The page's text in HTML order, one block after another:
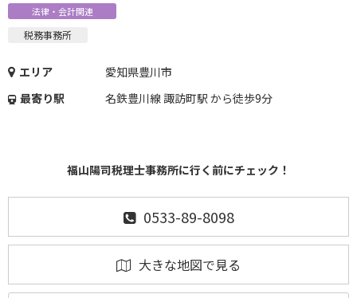
法律・会計関連
税務事務所
エリア
愛知県豊川市
最寄り駅
名鉄豊川線 諏訪町駅 から徒歩9分
福山陽司税理士事務所に行く前にチェック！
0533-89-8098
大きな地図で見る